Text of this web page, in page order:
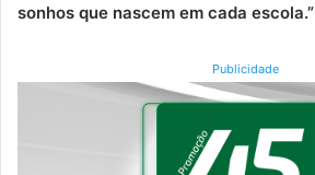
sonhos que nascem em cada escola.”
Publicidade